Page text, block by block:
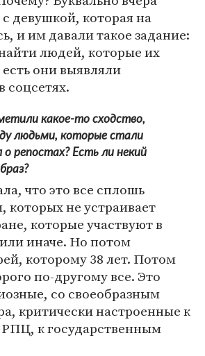
с девушкой, которая на
и им давали такое задание:
людей, которые их
они выявляли
соцсетях.
какое-то сходство,
людьми, которые стали
репостах? Есть ли некий
что это все сплошь
не устраивает
которые участвуют в
иначе. Но потом
которому 38 лет. Потом
по-другому все. Это
со своеобразным
критически настроенные к
РПЦ, к государственным